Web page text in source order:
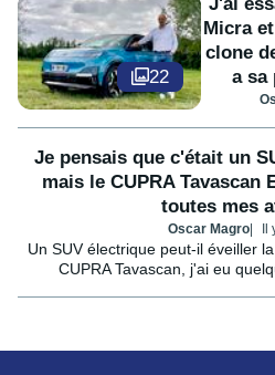
22
Micra
clone
a sa
Je pensais que c'était un
mais le CUPRA Tavascan
toutes mes
Oscar Magro Il
Un SUV électrique peut-il éveiller
CUPRA Tavascan, j'ai eu